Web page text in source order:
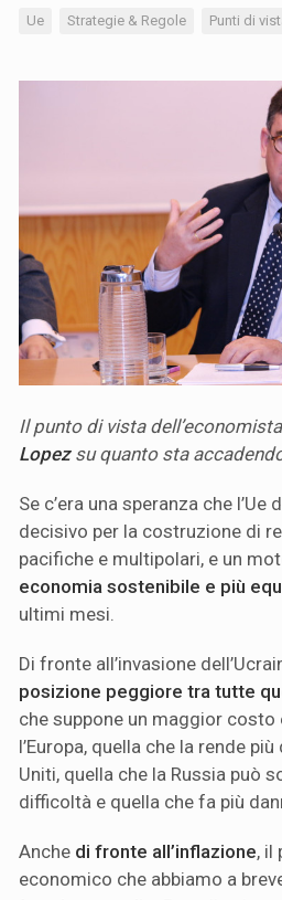
Ue Strategie & Regole Punti di
Il punto di vista
Lopez su quanto sta
Se c’era una speranza che
decisivo per la costruzione di
pacifiche e multipolari, e un
economia sostenibile e più
ultimi mesi.
Di fronte all’invasione
posizione peggiore tra tutte
che suppone un maggior
l’Europa, quella che la rende
Uniti, quella che la Russia può
difficoltà e quella che fa più
Anche di fronte all’inflazione, il
economico che abbiamo a